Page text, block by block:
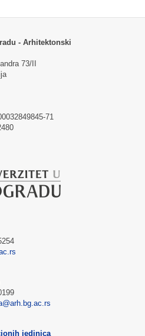
- Arhitektonski
73/II
71
jedinica